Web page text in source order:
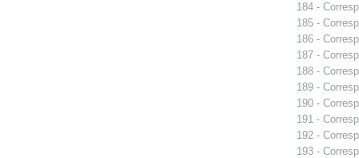
184 -
185 -
186 -
187 -
188 -
189 -
190 -
191 -
192 -
193 -